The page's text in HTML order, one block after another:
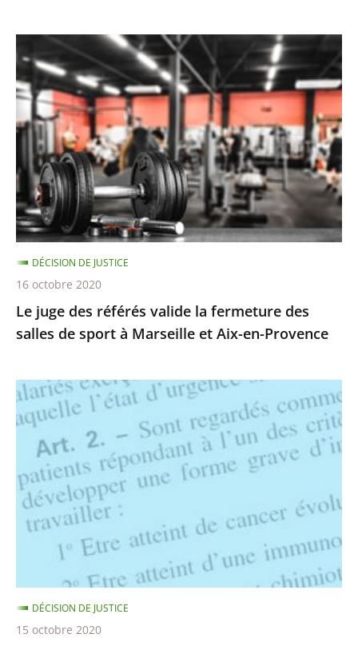
départements
d’instaurer
un
couvre-
feu
juge
des
référés
valide
fermeture
des
salles
de
sport
à
Marseille
et
en-
Provence
Le juge des référés valide la fermeture des
salles de sport à Marseille et Aix-en-Provence
DÉCISION DE JUSTICE
16 octobre 2020
Suspension
des
nouveaux
critères
de
vulnérabilité
au
ouvrant
droit
au
DÉCISION DE JUSTICE
15 octobre 2020